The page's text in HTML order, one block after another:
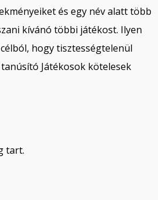
és egy név alatt több
kívánó többi játékost. Ilyen
hogy tisztességtelenül
Játékosok kötelesek
tart.